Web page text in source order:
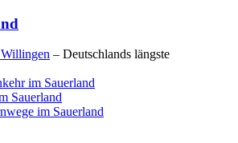
– Deutschlands längste
im Sauerland
Sauerland
im Sauerland